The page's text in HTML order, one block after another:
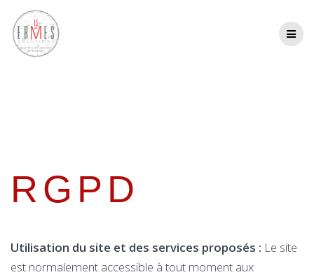
RGPD
Utilisation du site et des services proposés : Le site
est normalement accessible à tout moment aux